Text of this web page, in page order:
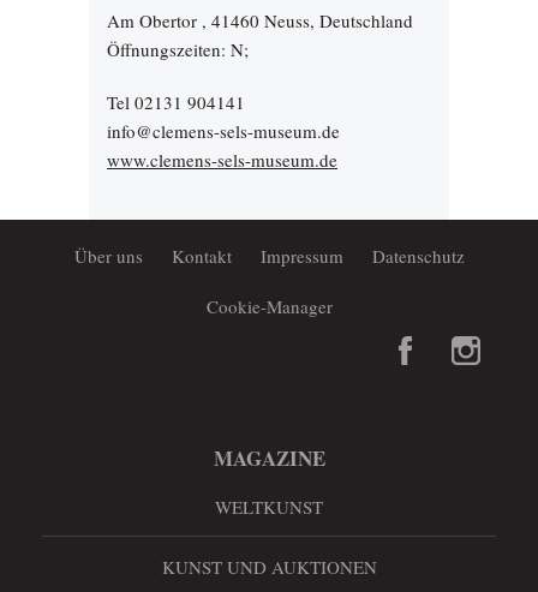
Am Obertor , 41460 Neuss, Deutschland
Öffnungszeiten: N;
Tel 02131 904141
info@clemens-sels-museum.de
www.clemens-sels-museum.de
Über uns Kontakt Impressum Datenschutz
Cookie-Manager
MAGAZINE
WELTKUNST
KUNST UND AUKTIONEN